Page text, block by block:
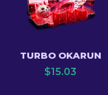
TURBO OKARUN
$15.03